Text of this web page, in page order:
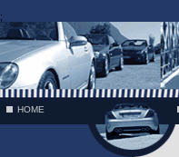
;
HOME